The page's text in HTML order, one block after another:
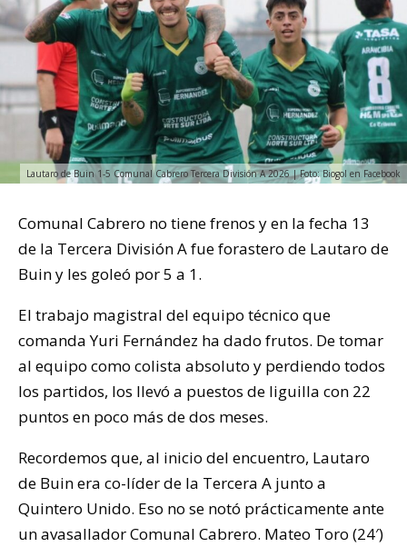
Lautaro de Buin 1-5 Comunal Cabrero Tercera División A 2026 | Foto: Biogol en Facebook
Comunal Cabrero no tiene frenos y en la fecha 13
de la Tercera División A fue forastero de Lautaro de
Buin y les goleó por 5 a 1.
El trabajo magistral del equipo técnico que
comanda Yuri Fernández ha dado frutos. De tomar
al equipo como colista absoluto y perdiendo todos
los partidos, los llevó a puestos de liguilla con 22
puntos en poco más de dos meses.
Recordemos que, al inicio del encuentro, Lautaro
de Buin era co-líder de la Tercera A junto a
Quintero Unido. Eso no se notó prácticamente ante
un avasallador Comunal Cabrero. Mateo Toro (24′)